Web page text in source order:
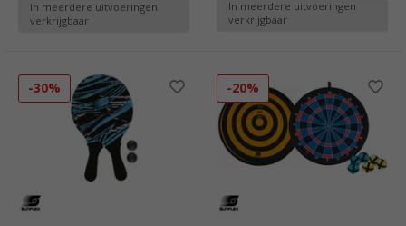
In meerdere uitvoeringen
verkrijgbaar
In meerdere uitvoeringen
verkrijgbaar
-30% -20%